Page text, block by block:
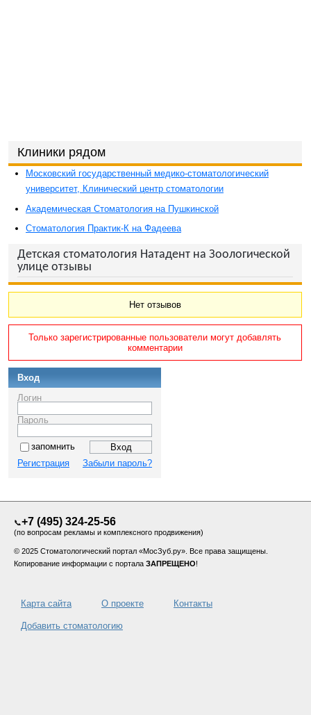
Клиники рядом
Московский государственный медико-стоматологический
университет, Клинический центр стоматологии
Академическая Стоматология на Пушкинской
Стоматология Практик-К на Фадеева
Детская стоматология Натадент на Зоологической
улице отзывы
Нет отзывов
Только зарегистрированные пользователи могут добавлять
комментарии
Вход
Логин
Пароль
запомнить
Регистрация
Забыли пароль?
📞+7 (495) 324-25-56
(по вопросам рекламы и комплексного продвижения)
© 2025 Стоматологический портал «МосЗуб.ру». Все права защищены.
Копирование информации с портала ЗАПРЕЩЕНО!
Карта сайта О проекте Контакты
Добавить стоматологию